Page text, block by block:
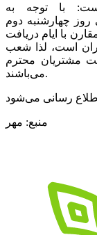
با توجه به
چهارشنبه دوم
شده مقارن با ایام دریافت
است، لذا شعب
مشتریان محترم
می‌باشند.
منبع: مهر